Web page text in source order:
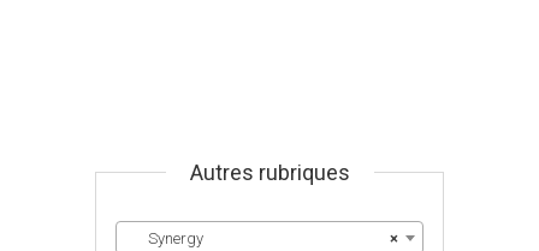
Autres rubriques
×
Synergy